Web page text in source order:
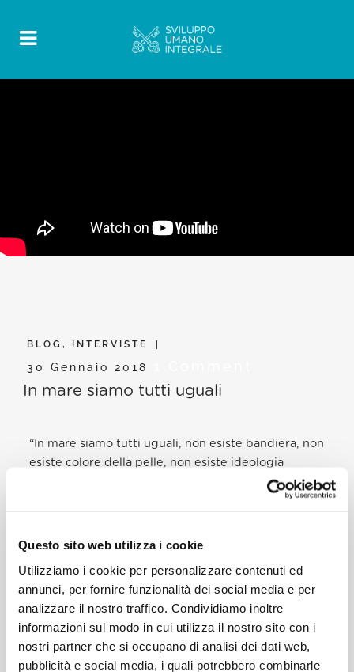
Questo sito web utilizza i cookie
Utilizziamo i cookie per personalizzare contenuti ed
annunci, per fornire funzionalità dei social media e per
analizzare il nostro traffico. Condividiamo inoltre
informazioni sul modo in cui utilizza il nostro sito con i
nostri partner che si occupano di analisi dei dati web,
pubblicità e social media, i quali potrebbero combinarle
BLOG , INTERVISTE
30 Gennaio 2018
In mare siamo tutti uguali
“In mare siamo tutti uguali, non esiste bandiera, non
esiste colore della pelle, non esiste ideologia
deciso di mettere in gioco la propria vita per
salvare altre persone. Uomini e donne che mettono
da parte le loro paure, debolezze e idee politiche,
per salvare qualcuno che non hanno mai
incontrato…